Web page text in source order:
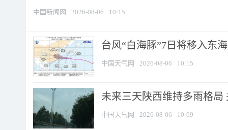
中国新闻网 2026-08-06 10:15
台风“白海豚”7日将移入东
中国天气网 2026-08-06 10:15
未来三天陕西维持多雨格局
中国天气网 2026-08-06 10:09